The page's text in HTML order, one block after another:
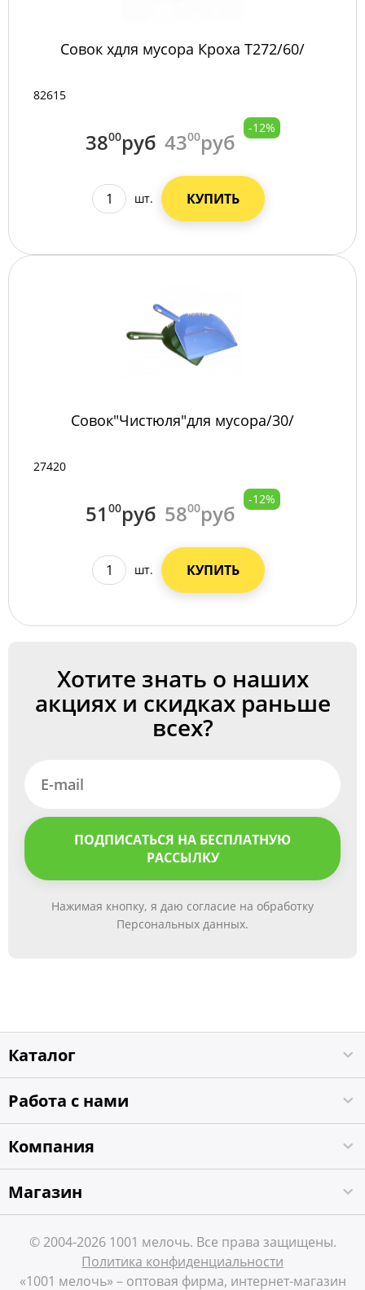
Совок хдля мусора Кроха Т272/60/
82615
3800руб 4300руб
-12%
шт. КУПИТЬ
Совок"Чистюля"для мусора/30/
27420
51 00руб 5800руб
-12%
шт. КУПИТЬ
Хотите знать о наших
акциях и скидках раньше
всех?
ПОДПИСАТЬСЯ НА БЕСПЛАТНУЮ
РАССЫЛКУ
Нажимая кнопку, я даю согласие на обработку
Персональных данных.
Каталог
Работа с нами
Компания
Магазин
© 2004-2026 1001 мелочь. Все права защищены.
Политика конфиденциальности
«1001 мелочь» – оптовая фирма, интернет-магазин